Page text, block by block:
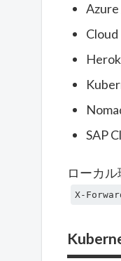
SAP
ローカ
X-